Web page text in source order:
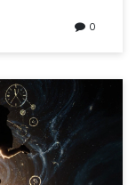
0